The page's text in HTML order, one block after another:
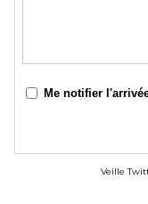
Me notifier
Veille